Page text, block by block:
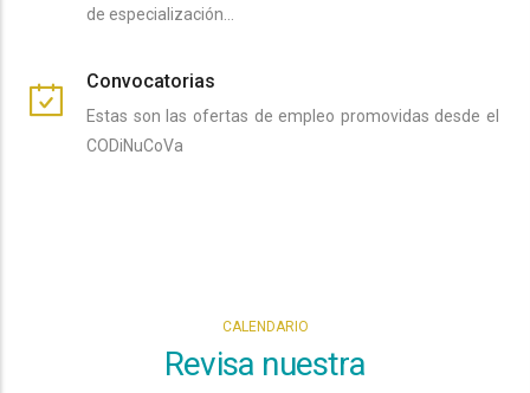
de especialización…
Convocatorias
Estas son las ofertas de empleo promovidas desde el
CODiNuCoVa
CALENDARIO
Revisa nuestra